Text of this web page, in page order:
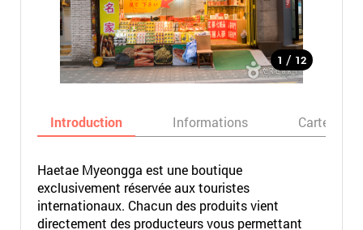
1 / 12
Introduction Informations Carte
Haetae Myeongga est une boutique
exclusivement réservée aux touristes
internationaux. Chacun des produits vient
directement des producteurs vous permettant